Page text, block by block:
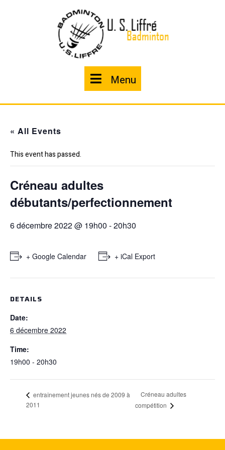
Menu
« All Events
This event has passed.
Créneau adultes
débutants/perfectionnement
6 décembre 2022 @ 19h00 -20h30
+ Google Calendar + iCal Export
DETAILS
Date:
6 décembre 2022
Time:
19h00 - 20h30
entraînement jeunes nés de 2009 à
2011
Créneau adultes
compétition